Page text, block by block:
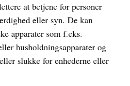
at betjene for personer
eller syn. De kan
apparater som f.eks.
husholdningsapparater og
slukke for enhederne eller